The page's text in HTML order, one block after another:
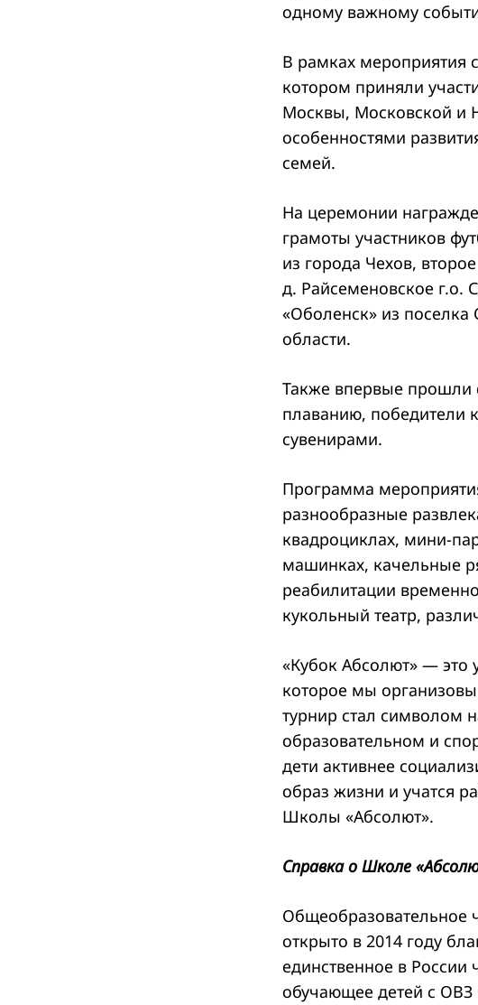
одному важному
В рамках мероприятия
котором приняли
Москвы, Московской и
особенностями
семей.
На церемонии
грамоты участников
из города Чехов,
д. Райсеменовское г.о.
«Оболенск» из поселка
области.
Также впервые прошли
плаванию,
сувенирами.
Программа
разнообразные
квадроциклах, мини-
машинках, качельные
реабилитации
кукольный театр,
«Кубок Абсолют» — это
которое мы
турнир стал символом
образовательном и
дети активнее
образ жизни и учатся
Школы «Абсолют».
Справка о Школе
Общеобразовательное
открыто в 2014 году
единственное в России
обучающее детей с